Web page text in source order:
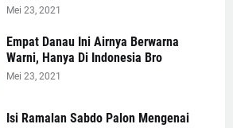
Mei 23, 2021
Empat Danau Ini Airnya Berwarna
Warni, Hanya Di Indonesia Bro
Mei 23, 2021
Isi Ramalan Sabdo Palon Mengenai